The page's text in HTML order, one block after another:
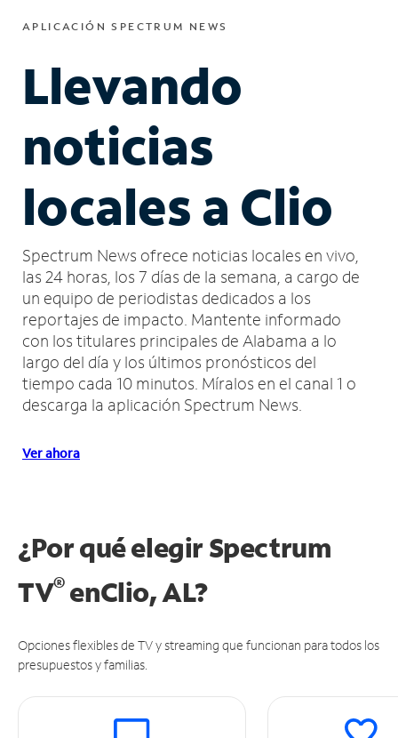
APLICACIÓN SPECTRUM NEWS
Llevando
noticias
locales a Clio
Spectrum News ofrece noticias locales en vivo,
las 24 horas, los 7 días de la semana, a cargo de
un equipo de periodistas dedicados a los
reportajes de impacto. Mantente informado
con los titulares principales de Alabama a lo
largo del día y los últimos pronósticos del
tiempo cada 10 minutos. Míralos en el canal 1 o
descarga la aplicación Spectrum News.
Ver ahora
¿Por qué elegir Spectrum
TV®enClio, AL?
Opciones flexibles de TV y streaming que funcionan para todos los
presupuestos y familias.